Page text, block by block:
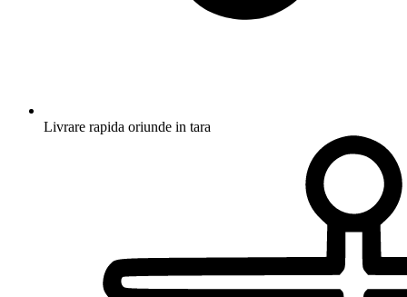
Livrare rapida oriunde in tara